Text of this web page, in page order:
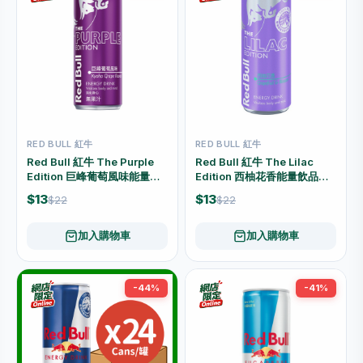
RED BULL 紅牛
Red Bull 紅牛 The Purple
Edition 巨峰葡萄風味能量飲
品 250毫升罐裝
$13$22
加入購物車
RED BULL 紅牛
Red Bull 紅牛 The Lilac
Edition 西柚花香能量飲品
250毫升罐裝
$13$22
加入購物車
-44% -41%